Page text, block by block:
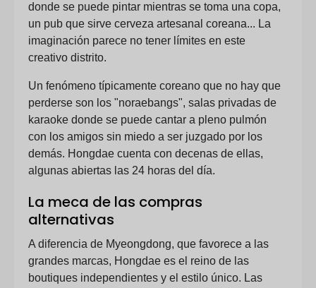
donde se puede pintar mientras se toma una copa,
un pub que sirve cerveza artesanal coreana... La
imaginación parece no tener límites en este
creativo distrito.
Un fenómeno típicamente coreano que no hay que
perderse son los "noraebangs", salas privadas de
karaoke donde se puede cantar a pleno pulmón
con los amigos sin miedo a ser juzgado por los
demás. Hongdae cuenta con decenas de ellas,
algunas abiertas las 24 horas del día.
La meca de las compras
alternativas
A diferencia de Myeongdong, que favorece a las
grandes marcas, Hongdae es el reino de las
boutiques independientes y el estilo único. Las